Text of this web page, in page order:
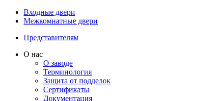
Входные двери
Межкомнатные двери
Представителям
О нас
О заводе
Терминология
Защита от подделок
Сертификаты
Документация